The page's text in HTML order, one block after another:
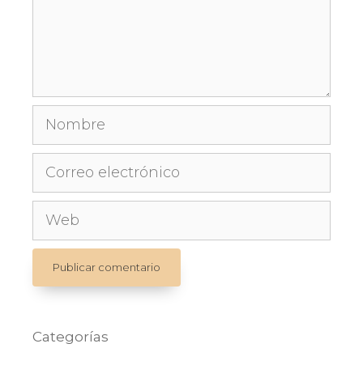
Nombre
Correo
electrónico
Web
Categorías